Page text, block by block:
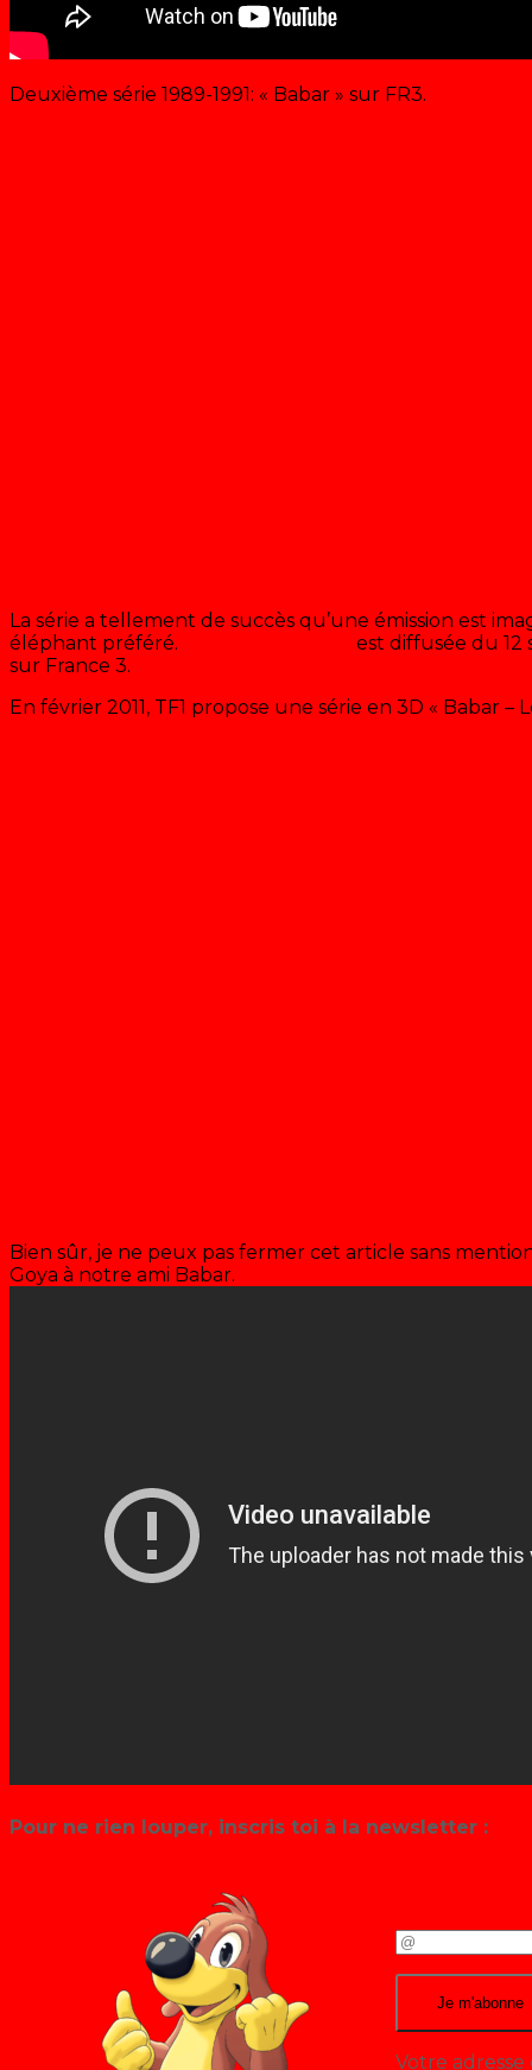
Deuxième série 1989-1991: « Babar » sur FR3.
La série a tellement de succès qu’une émission est
éléphant préféré.
est diffusée du 12
sur France 3.
En février 2011, TF1 propose une série en 3D « Babar –
Bien sûr, je ne peux pas fermer cet article sans
Goya à notre ami Babar.
Pour ne rien louper, inscris toi à la newsletter :
Votre